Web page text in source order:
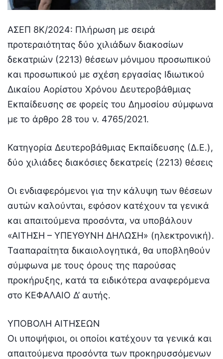
ΑΣΕΠ 8Κ/2024: Πλήρωση με σειρά
προτεραιότητας δύο χιλιάδων διακοσίων
δεκατριών (2213) θέσεων μόνιμου προσωπικού
και προσωπικού με σχέση εργασίας Ιδιωτικού
Δικαίου Αορίστου Χρόνου Δευτεροβάθμιας
Εκπαίδευσης σε φορείς του Δημοσίου σύμφωνα
με το άρθρο 28 του ν. 4765/2021.
Κατηγορία Δευτεροβάθμιας Εκπαίδευσης (Δ.Ε.),
δύο χιλιάδες διακόσιες δεκατρείς (2213) θέσεις
Οι ενδιαφερόμενοι για την κάλυψη των θέσεων
αυτών καλούνται, εφόσον κατέχουν τα γενικά
και απαιτούμενα προσόντα, να υποβάλουν
«ΑΙΤΗΣΗ – ΥΠΕΥΘΥΝΗ ΔΗΛΩΣΗ» (ηλεκτρονική).
Τααπαραίτητα δικαιολογητικά, θα υποβληθούν
σύμφωνα με τους όρους της παρούσας
προκήρυξης, κατά τα ειδικότερα αναφερόμενα
στο ΚΕΦΑΛΑΙΟ Δ’ αυτής.
ΥΠΟΒΟΛΗ ΑΙΤΗΣΕΩΝ
Οι υποψήφιοι, οι οποίοι κατέχουν τα γενικά και
απαιτούμενα προσόντα των προκηρυσσόμενων